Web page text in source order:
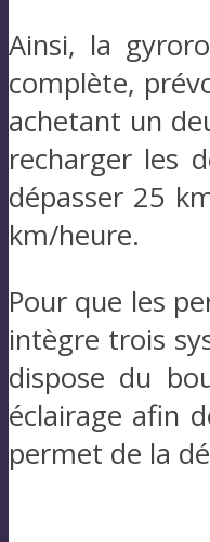
Ainsi, la
complète,
achetant un
recharger les
dépasser 25
km/heure.
Pour que les
intègre trois
dispose du
éclairage afin
permet de la